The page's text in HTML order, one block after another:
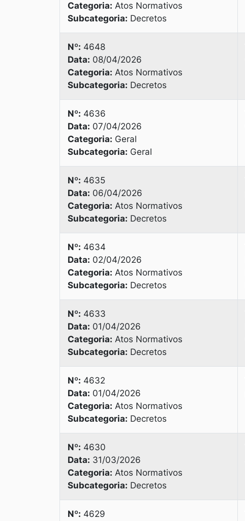
Categoria: Atos Normativos
Subcategoria: Decretos
Nº: 4648
Data: 08/04/2026
Categoria: Atos Normativos
Subcategoria: Decretos
Nº: 4636
Data: 07/04/2026
Categoria: Geral
Subcategoria: Geral
Nº: 4635
Data: 06/04/2026
Categoria: Atos Normativos
Subcategoria: Decretos
Nº: 4634
Data: 02/04/2026
Categoria: Atos Normativos
Subcategoria: Decretos
Nº: 4633
Data: 01/04/2026
Categoria: Atos Normativos
Subcategoria: Decretos
Nº: 4632
Data: 01/04/2026
Categoria: Atos Normativos
Subcategoria: Decretos
Nº: 4630
Data: 31/03/2026
Categoria: Atos Normativos
Subcategoria: Decretos
Nº: 4629